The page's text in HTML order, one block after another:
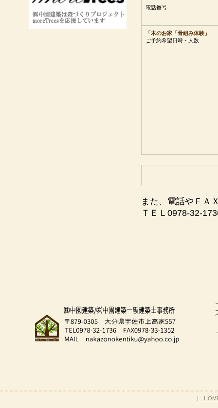
電話番号
「木のお家「骨組み体験」
ご予約希望日時・人数
また、電話やＦＡ
ＴＥＬ0978-32-